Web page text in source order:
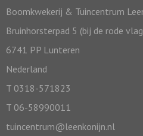
Boomkwekerij & Tuincentrum
Bruinhorsterpad 5 (bij de rode
6741 PP Lunteren
Nederland
T 0318-571823
T 06-58990011
tuincentrum@leenkonijn.nl